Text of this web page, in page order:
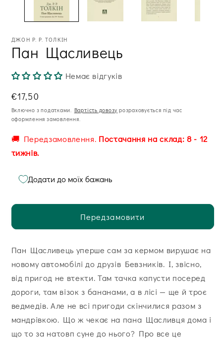
ДЖОН P. Р. ТОЛКІН
Пан Щасливець
Немає відгуків
Звична
ціна
€17,50
Включно з податками. Вартість довозу розраховується під час
оформлення замовлення.
🚚 Передзамовлення. Постачання на склад: 8 - 12
тижнів.
Додати до моїх бажань
Передзамовити
Пан Щасливець уперше сам за кермом вирушає на
новому автомобілі до друзів Бевзників. І, звісно,
від пригод не втекти. Там тачка капусти посеред
дороги, там візок з бананами, а в лісі — ще й троє
ведмедів. Але не всі пригоди скінчилися разом з
мандрівкою. Що ж чекає на пана Щасливця дома і
що то за натовп суне до нього? Про все це